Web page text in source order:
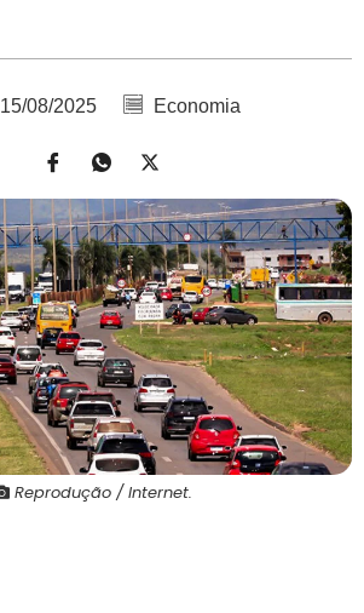
15/08/2025 Economia
Reprodução / Internet.